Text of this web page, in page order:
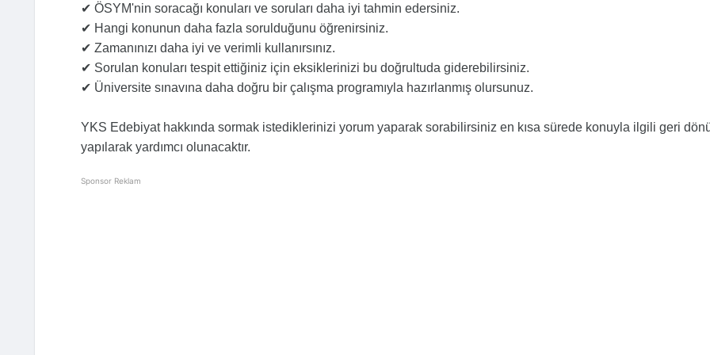
✔ ÖSYM'nin soracağı konuları ve soruları daha iyi tahmin edersiniz.
✔ Hangi konunun daha fazla sorulduğunu öğrenirsiniz.
✔ Zamanınızı daha iyi ve verimli kullanırsınız.
✔ Sorulan konuları tespit ettiğiniz için eksiklerinizi bu doğrultuda giderebilirsiniz.
✔ Üniversite sınavına daha doğru bir çalışma programıyla hazırlanmış olursunuz.
YKS Edebiyat hakkında sormak istediklerinizi yorum yaparak sorabilirsiniz en kısa sürede konuyla ilgili geri
yapılarak yardımcı olunacaktır.
Sponsor Reklam